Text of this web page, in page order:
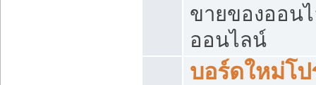
ขายของออน
ออนไลน์
บอร์ดใหม่โ